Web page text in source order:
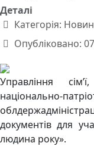
Деталі
Категорія:
Опубліковано:
Управління
документів для
людина року».